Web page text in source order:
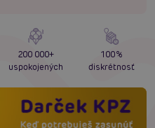
200 000+
uspokojených
100%
diskrétnosť